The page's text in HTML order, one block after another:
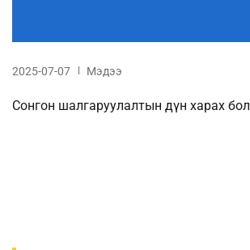
2025-07-07 Мэдээ
Сонгон шалгаруулалтын дүн харах бол